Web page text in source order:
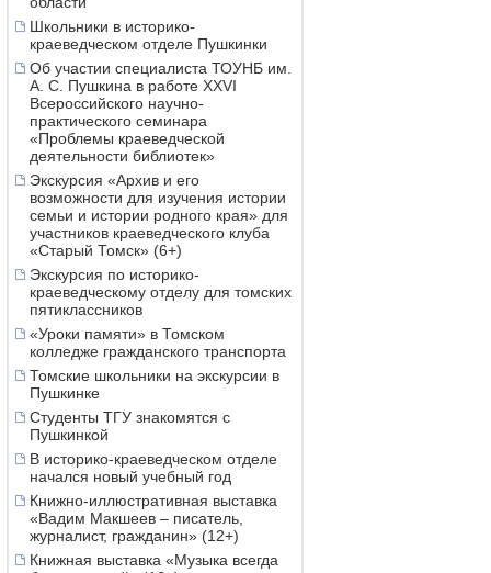
Школьники в историко-
краеведческом отделе Пушкинки
Об участии специалиста ТОУНБ им.
А. С. Пушкина в работе XXVI
Всероссийского научно-
практического семинара
«Проблемы краеведческой
деятельности библиотек»
Экскурсия «Архив и его
возможности для изучения истории
семьи и истории родного края» для
участников краеведческого клуба
«Старый Томск» (6+)
Экскурсия по историко-
краеведческому отделу для томских
пятиклассников
«Уроки памяти» в Томском
колледже гражданского транспорта
Томские школьники на экскурсии в
Пушкинке
Студенты ТГУ знакомятся с
Пушкинкой
В историко-краеведческом отделе
начался новый учебный год
Книжно-иллюстративная выставка
«Вадим Макшеев – писатель,
журналист, гражданин» (12+)
Книжная выставка «Музыка всегда